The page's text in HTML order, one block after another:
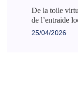
De la toile
de l’entraide
25/04/2026